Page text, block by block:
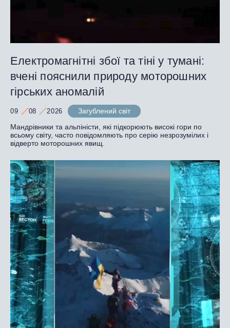
Електромагнітні збої та тіні у тумані:
вчені пояснили природу моторошних
гірських аномалій
09 08 2026
Загублений світ
Мандрівники та альпіністи, які підкорюють високі гори по
всьому світу, часто повідомляють про серію незрозумілих і
відверто моторошних явищ.